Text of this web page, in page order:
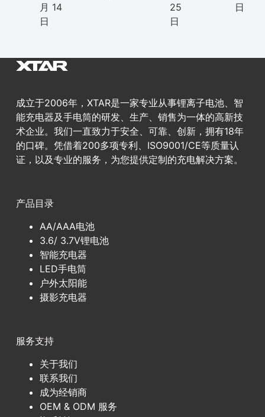
月 14
日
25
日
日
成立于2006年，XTAR是一家专业从事锂离子电池、智
能充电器及手电筒的研发、生产、销售为一体的高新技
术企业。我们一直致力于安全、可靠、创新，拥有18年
的口碑。凭借着200多项专利、ISO9001/CE等质量认
证，以及专业的服务，为您提供定制的充电解决方案。
产品目录
AA/AAA电池
3.6/ 3.7V锂电池
智能充电器
LED手电筒
户外太阳能
摄影充电器
服务支持
关于我们
联系我们
成为经销商
OEM & ODM 服务